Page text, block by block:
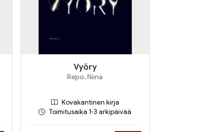
Vyöry
Repo, Niina
Kovakantinen kirja
Toimitusaika 1-3 arkipäivää